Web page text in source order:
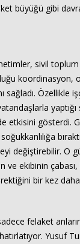
büyüğü gibi
sivil toplum
koordinasyon,
sağladı. Özellikle
etkisini gösterdi.
değiştirebilir. O
ve ekibinin
bir kez
felaket
Yusuf